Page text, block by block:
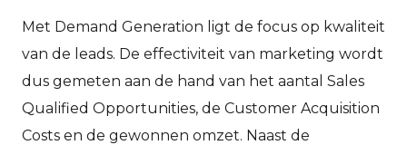
Met Demand Generation ligt de focus op kwaliteit
van de leads. De effectiviteit van marketing wordt
dus gemeten aan de hand van het aantal Sales
Qualified Opportunities, de Customer Acquisition
Costs en de gewonnen omzet. Naast de